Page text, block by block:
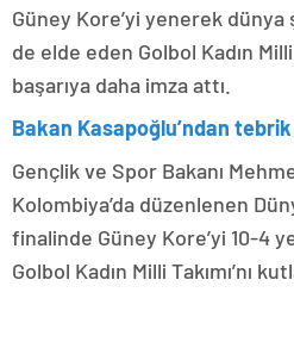
Güney Kore’yi yenerek
de elde eden Golbol Kadın
başarıya daha imza attı.
Bakan Kasapoğlu’ndan tebrik
Gençlik ve Spor Bakanı
Kolombiya’da düzenlenen
finalinde Güney Kore’yi 10-4
Golbol Kadın Milli Takımı’nı